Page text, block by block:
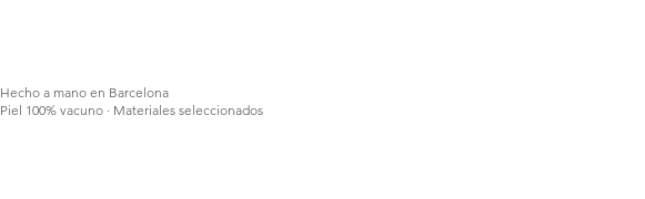
Hecho a mano en Barcelona
Piel 100% vacuno · Materiales seleccionados